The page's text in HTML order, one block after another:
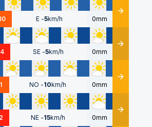
E -5km/h 0mm Détails
SE -5km/h 0mm Détails
NO -10km/h 0mm Détails
NE -15km/h 0mm Détails